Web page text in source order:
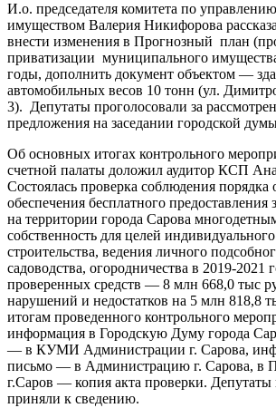
И.о. председателя комитета по
имуществом Валерия Никифорова
внести изменения в Прогнозный план
приватизации муниципального
годы, дополнить документ объектом —
автомобильных весов 10 тонн (ул.
3). Депутаты проголосовали за
предложения на заседании городской
Об основных итогах контрольного
счетной палаты доложил аудитор КСП
Состоялась проверка соблюдения порядка
обеспечения бесплатного предоставления
на территории города Сарова
собственность для целей
строительства, ведения личного
садоводства, огородничества в 2019-2021
проверенных средств — 8 млн 668,0 тыс
нарушений и недостатков на 5 млн 818,8
итогам проведенного контрольного
информация в Городскую Думу города
— в КУМИ Администрации г. Сарова,
письмо — в Администрацию г. Сарова, в
г.Саров — копия акта проверки.
приняли к сведению.